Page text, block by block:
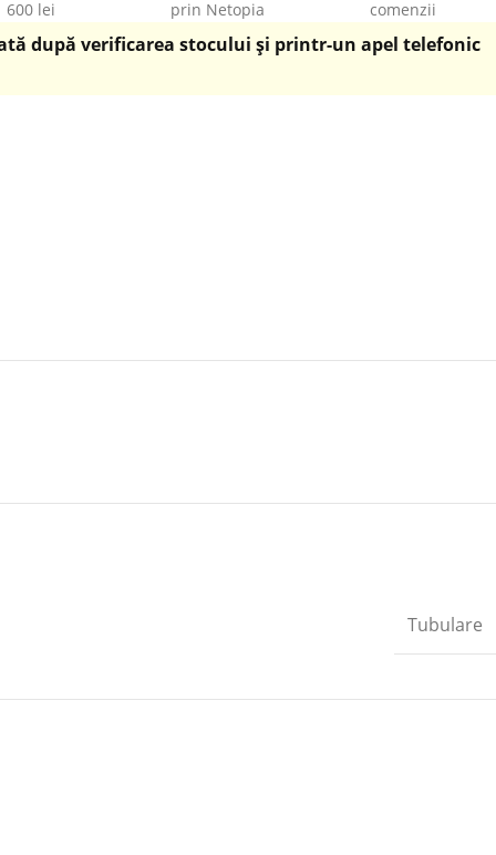
600 lei
prin Netopia
comenzii
după verificarea stocului și printr-un apel telefonic
Tubulare